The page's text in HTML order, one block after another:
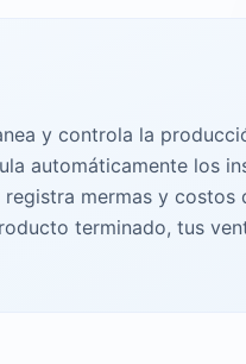
y controla la
automáticamente los
mermas y costos
terminado, tus